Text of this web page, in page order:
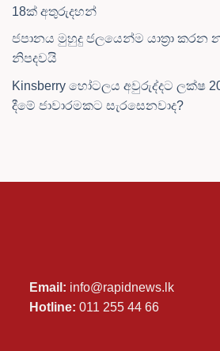
18ක් අතුරුදහන්
ජපානය මුහුදු ජලයෙන්ම යාත්‍රා කරන
නිපදවයි
Kinsberry හෝටලය අවුරුද්දට ලක්ෂ
දීමේ ජාවාරමකට සැරසෙනවාද?
Email: info@rapidnews.lk
Hotline: 011 255 44 66